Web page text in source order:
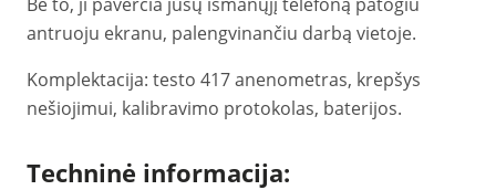
antruoju ekranu, palengvinančiu darbą vietoje.
Komplektacija: testo 417 anenometras, krepšys
nešiojimui, kalibravimo protokolas, baterijos.
Techninė informacija: